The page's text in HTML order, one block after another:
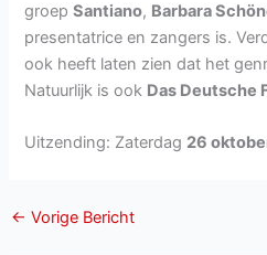
groepSantiano, Barbara
presentatrice en zangers is.
ook heeft laten zien dat het
Natuurlijk is ook Das Deutsche
Uitzending: Zaterdag 26
← Vorige Bericht